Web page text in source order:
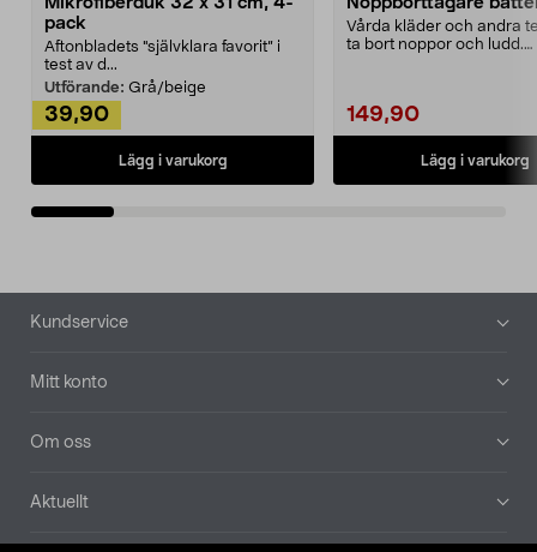
pack
Aftonbladets "självklara favorit” i
test av d...
Utförande: Grå/beige
39,90
Lägg i varukorg
Vårda kläder och andra
ta bort noppor och ludd.
149,90
Lägg i varukorg
Sidfot
Kundservice
Mitt konto
Om oss
Aktuellt